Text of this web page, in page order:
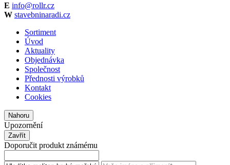
E info@rollr.cz
W stavebninaradi.cz
Sortiment
Úvod
Aktuality
Objednávka
Společnost
Přednosti výrobků
Kontakt
Cookies
Nahoru
Upozornění
Zavřít
Doporučit produkt známému